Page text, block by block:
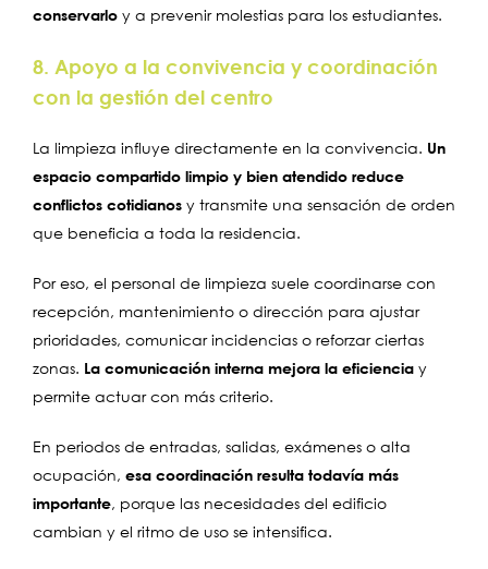
conservarlo y a prevenir molestias para los estudiantes.
8. Apoyo a la convivencia y coordinación
con la gestión del centro
La limpieza influye directamente en la convivencia. Un
espacio compartido limpio y bien atendido reduce
conflictos cotidianos y transmite una sensación de orden
que beneficia a toda la residencia.
Por eso, el personal de limpieza suele coordinarse con
recepción, mantenimiento o dirección para ajustar
prioridades, comunicar incidencias o reforzar ciertas
zonas. La comunicación interna mejora la eficiencia y
permite actuar con más criterio.
En periodos de entradas, salidas, exámenes o alta
ocupación, esa coordinación resulta todavía más
importante, porque las necesidades del edificio
cambian y el ritmo de uso se intensifica.